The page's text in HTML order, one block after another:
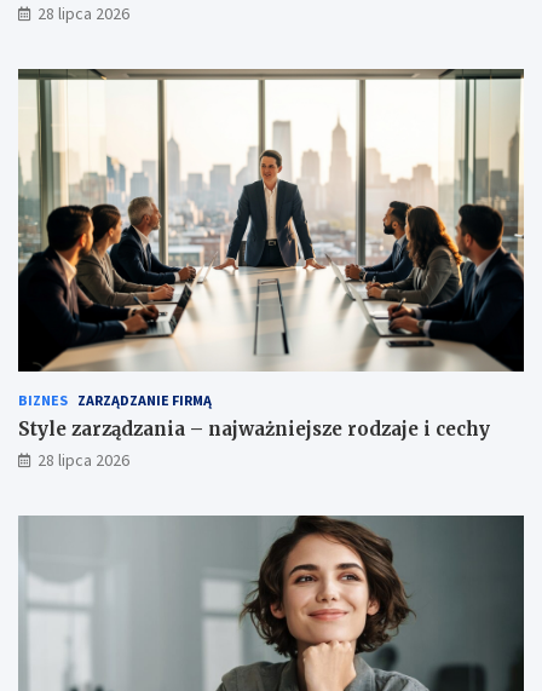
28 lipca 2026
BIZNES ZARZĄDZANIE FIRMĄ
Style zarządzania – najważniejsze rodzaje i cechy
28 lipca 2026